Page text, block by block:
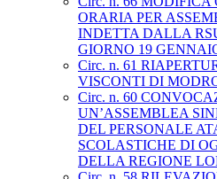
ORARIA PER
INDETTA DALLA
GIORNO 19
Circ. n. 61
VISCONTI DI
Circ. n. 60
UN’ASSEMBLEA
DEL PERSONALE
SCOLASTICHE DI
DELLA REGIONE